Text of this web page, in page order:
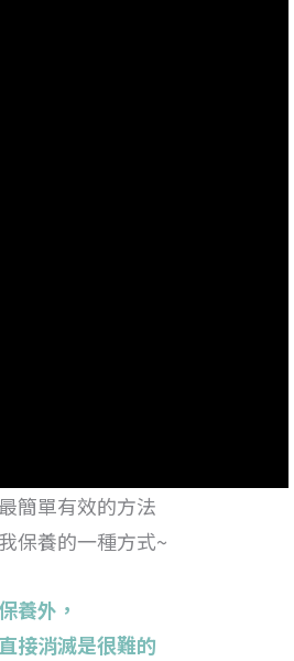
簡單有效的方法
保養的一種方式~
養外，
接消滅是很難的